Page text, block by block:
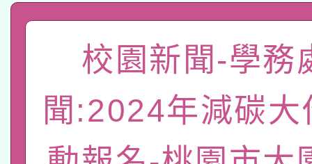
動」
開 智慧啟航」
「2026桃園藝術巡演
關事宜
轉知教育部國民及學前
國立臺灣師範大學辦
年度健康促進學校輔導
原住民族教育政策研討
轉知教育部國民及學前
新北市政府教育局辦理
函轉國立臺灣師範大學
校園新聞-學務
聞:2024年減碳大